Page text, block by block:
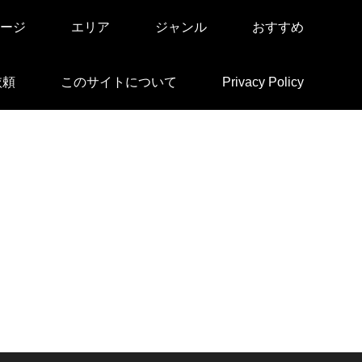
ジ エリア ジャンル おすすめ
頼 このサイトについて Privacy Policy